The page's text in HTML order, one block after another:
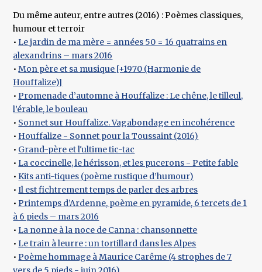
Du même auteur, entre autres (2016) : Poèmes classiques,
humour et terroir
•Le jardin de ma mère = années 50 = 16 quatrains en
alexandrins – mars 2016
•Mon père et sa musique [+1970 (Harmonie de
Houffalize)]
•Promenade d’automne à Houffalize : Le chêne, le tilleul,
l’érable, le bouleau
• Sonnet sur Houffalize. Vagabondage en incohérence
• Houffalize - Sonnet pour la Toussaint (2016)
• Grand-père et l'ultime tic-tac
•La coccinelle, le hérisson, et les pucerons - Petite fable
•Kits anti-tiques (poème rustique d’humour)
•Il est fichtrement temps de parler des arbres
•Printemps d’Ardenne, poème en pyramide, 6 tercets de 1
à 6 pieds – mars 2016
•La nonne à la noce de Canna : chansonnette
•Le train à leurre : un tortillard dans les Alpes
•Poème hommage à Maurice Carême (4 strophes de 7